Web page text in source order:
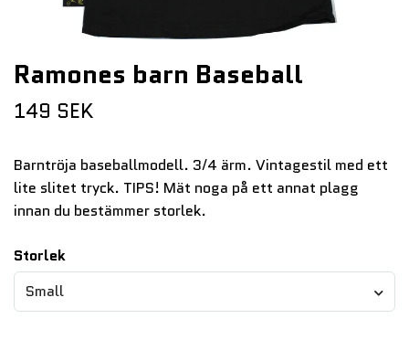
Ramones barn Baseball
149 SEK
Barntröja baseballmodell. 3/4 ärm. Vintagestil med ett
lite slitet tryck. TIPS! Mät noga på ett annat plagg
innan du bestämmer storlek.
Storlek
Small